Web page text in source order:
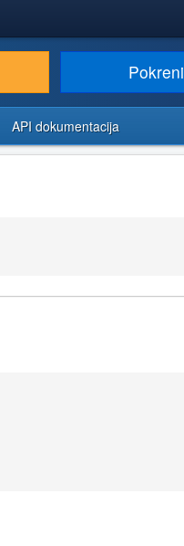
Pokreni
API dokumentacija